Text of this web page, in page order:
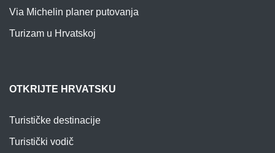
Via Michelin planer putovanja
Turizam u Hrvatskoj
OTKRIJTE HRVATSKU
Turističke destinacije
Turistički vodič